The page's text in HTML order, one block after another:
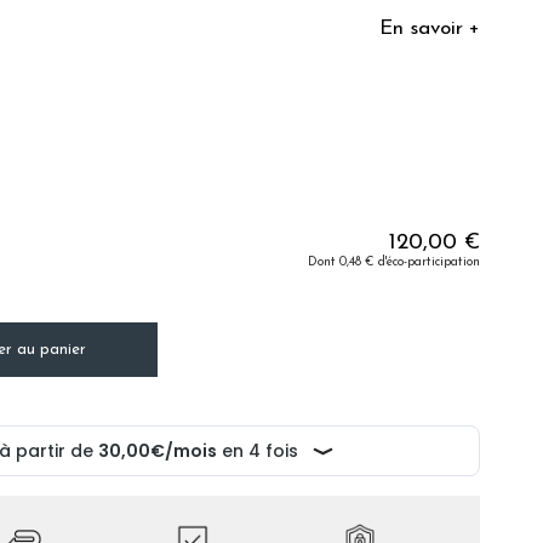
En savoir +
120,00 €
Dont 0,48 € d'éco-participation
au panier